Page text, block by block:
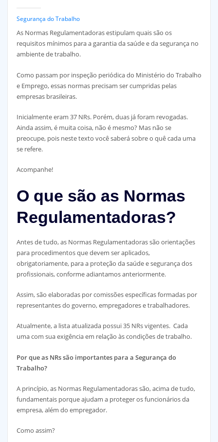
Segurança do Trabalho
As Normas Regulamentadoras estipulam quais são os
requisitos mínimos para a garantia da saúde e da segurança no
ambiente de trabalho.
Como passam por inspeção periódica do Ministério do Trabalho
e Emprego, essas normas precisam ser cumpridas pelas
empresas brasileiras.
Inicialmente eram 37 NRs. Porém, duas já foram revogadas.
Ainda assim, é muita coisa, não é mesmo? Mas não se
preocupe, pois neste texto você saberá sobre o quê cada uma
se refere.
Acompanhe!
O que são as Normas
Regulamentadoras?
Antes de tudo, as Normas Regulamentadoras são orientações
para procedimentos que devem ser aplicados,
obrigatoriamente, para a proteção da saúde e segurança dos
profissionais, conforme adiantamos anteriormente.
Assim, são elaboradas por comissões específicas formadas por
representantes do governo, empregadores e trabalhadores.
Atualmente, a lista atualizada possui 35 NRs vigentes. Cada
uma com sua exigência em relação às condições de trabalho.
Por que as NRs são importantes para a Segurança do
Trabalho?
A princípio, as Normas Regulamentadoras são, acima de tudo,
fundamentais porque ajudam a proteger os funcionários da
empresa, além do empregador.
Como assim?